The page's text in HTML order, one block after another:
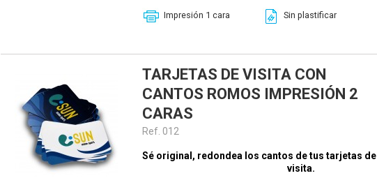
Impresión 1 cara Sin plastificar
TARJETAS DE VISITA CON
CANTOS ROMOS IMPRESIÓN 2
CARAS
Ref. 012
Sé original, redondea los cantos de tus tarjetas de
visita.